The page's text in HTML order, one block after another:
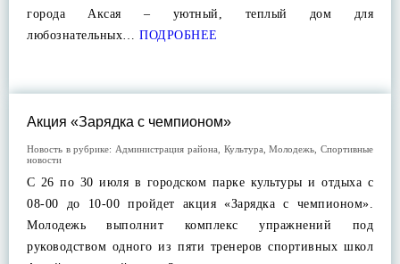
города Аксая – уютный, теплый дом для
любознательных… ПОДРОБНЕЕ
Акция «Зарядка с чемпионом»
Новость в рубрике: Администрация района Культура ,Молодежь ,Спортивные
новости
С 26 по 30 июля в городском парке культуры и отдыха с
08-00 до 10-00 пройдет акция «Зарядка с чемпионом».
Молодежь выполнит комплекс упражнений под
руководством одного из пяти тренеров спортивных школ